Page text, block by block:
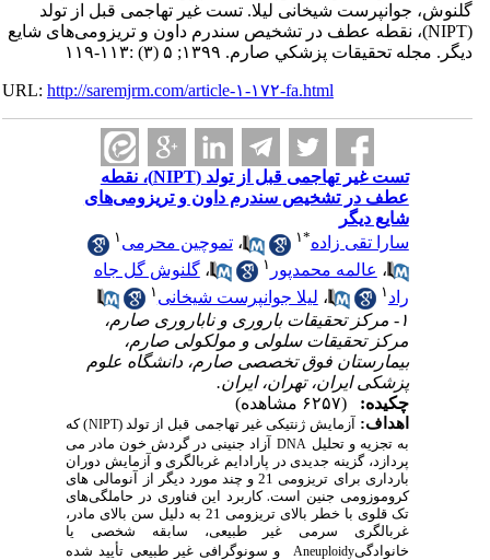
گلنوش، جوانپرست شیخانی لیلا. تست غیر تهاجمی قبل از تولد
(NIPT)، نقطه عطف در تشخیص سندرم داون و تریزومی‌های شایع
دیگر. مجله تحقيقات پزشكي صارم. ۱۳۹۹; ۵ (۳) :۱۱۳-۱۱۹
URL:http://saremjrm.com/article-۱-۱۷۲-fa.html
تست غیر تهاجمی قبل از تولد (NIPT)، نقطه
عطف در تشخیص سندرم داون و تریزومی‌های
شایع دیگر
سارا تقی زاده* ۱ ،تموچین محرمی
،عالمه محمدپور ،گلنوش گل جاه
راد ۱ ،لیلا جوانپرست شیخانی
۱- مرکز تحقیقات باروری و ناباروری صارم،
مرکز تحقیقات سلولی و مولکولی صارم،
بیمارستان فوق تخصصی صارم، دانشگاه علوم
پزشکی ایران، تهران، ایران.
چکیده:
اهداف: آزمایش ژنتیکی غیر تهاجمی قبل از تولد (NIPT) که
به تجزیه و تحلیل DNA آزاد جنینی در گردش خون مادر می
پردازد، گزینه جدیدی در پارادایم غربالگری و آزمایش دوران
بارداری برای تریزومی 21 و چند مورد دیگر از آنومالی های
کروموزومی جنین است.کاربرد این فناوری در حاملگی‌های
تک قلوی با خطر بالای تریزومی 21 به دلیل سن بالای مادر،
غربالگری سرمی غیر طبیعی، سابقه شخصی یا
خانوادگیAneuploidy و سونوگرافی غیر طبیعی تأیید شده